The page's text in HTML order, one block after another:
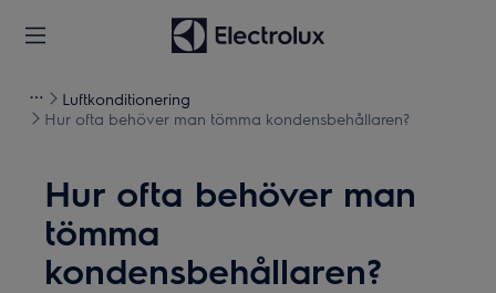
Luftkonditionering
Hur ofta behöver man tömma kondensbehållaren?
Hur ofta behöver man
tömma
kondensbehållaren?